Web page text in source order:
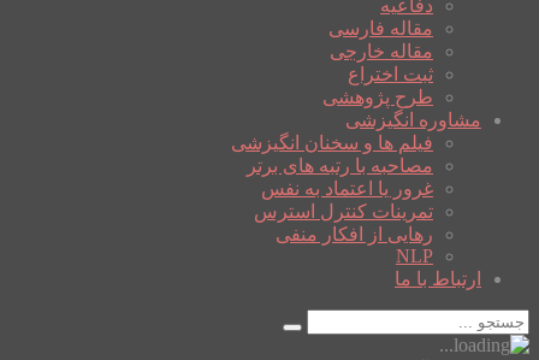
دفاعیه
مقاله فارسی
مقاله خارجی
ثبت اختراع
طرح پژوهشی
مشاوره انگیزشی
فیلم ها و سخنان انگیزشی
مصاحبه با رتبه های برتر
غرور یا اعتماد به نفس
تمرینات کنترل استرس
رهایی از افکار منفی
NLP
ارتباط با ما